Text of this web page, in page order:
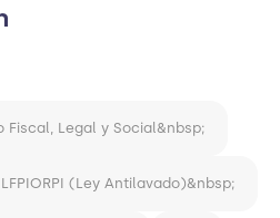
Legal y Social&nbsp;
LFPIORPI (Ley Antilavado)&nbsp;